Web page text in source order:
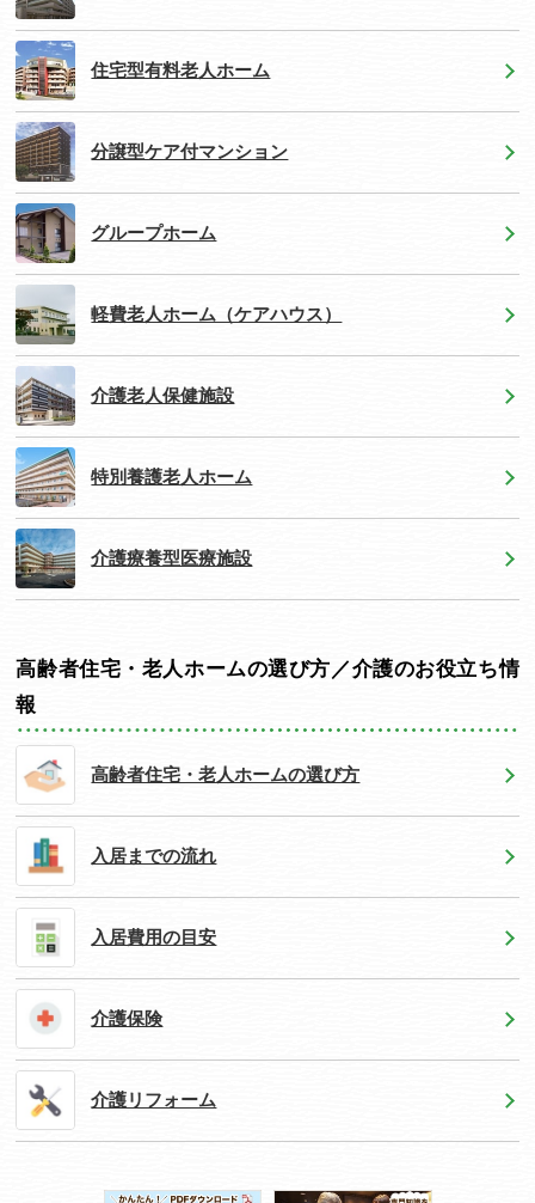
住宅型有料老人ホーム
分譲型ケア付マンション
グループホーム
軽費老人ホーム（ケアハウス）
介護老人保健施設
特別養護老人ホーム
介護療養型医療施設
高齢者住宅・老人ホームの選び方／介護のお役立ち情
報
高齢者住宅・老人ホームの選び方
入居までの流れ
入居費用の目安
介護保険
介護リフォーム